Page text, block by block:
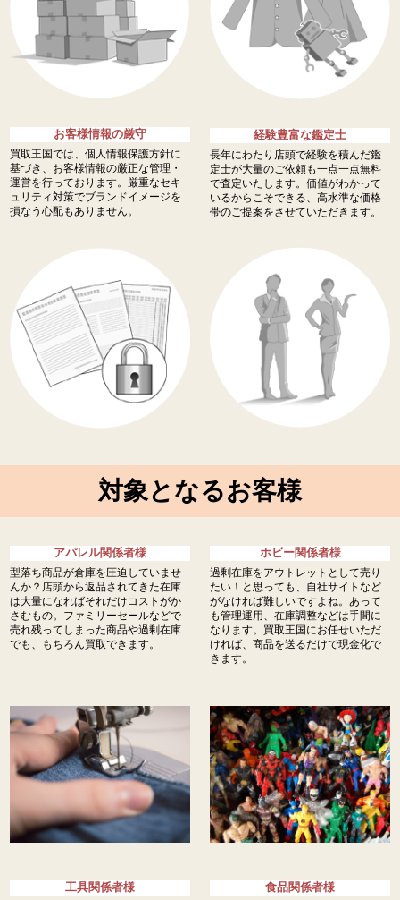
お客様情報の厳守
買取王国では、個人情報保護方針に
基づき、お客様情報の厳正な管理・
運営を行っております。厳重なセキ
ュリティ対策でブランドイメージを
損なう心配もありません。
経験豊富な鑑定士
長年にわたり店頭で経験を積んだ鑑
定士が大量のご依頼も一点一点無料
で査定いたします。価値がわかって
いるからこそできる、高水準な価格
帯のご提案をさせていただきます。
対象となるお客様
アパレル関係者様
型落ち商品が倉庫を圧迫していませ
んか？店頭から返品されてきた在庫
は大量になればそれだけコストがか
さむもの。ファミリーセールなどで
売れ残ってしまった商品や過剰在庫
でも、もちろん買取できます。
ホビー関係者様
過剰在庫をアウトレットとして売り
たい！と思っても、自社サイトなど
がなければ難しいですよね。あって
も管理運用、在庫調整などは手間に
なります。買取王国にお任せいただ
ければ、商品を送るだけで現金化で
きます。
工具関係者様
食品関係者様